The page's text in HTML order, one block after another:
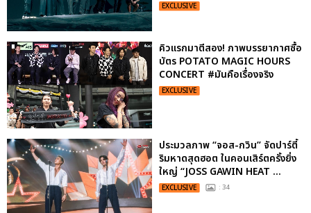
EXCLUSIVE
คิวแรกมาตีสอง! ภาพบรรยากาศซื้อ
บัตร POTATO MAGIC HOURS
CONCERT #มันคือเรื่องจริง
EXCLUSIVE
ประมวลภาพ “จอส-กวิน” จัดปาร์ตี้
ริมหาดสุดฮอต ในคอนเสิร์ตครั้งยิ่ง
ใหญ่ “JOSS GAWIN HEAT ...
EXCLUSIVE : 34